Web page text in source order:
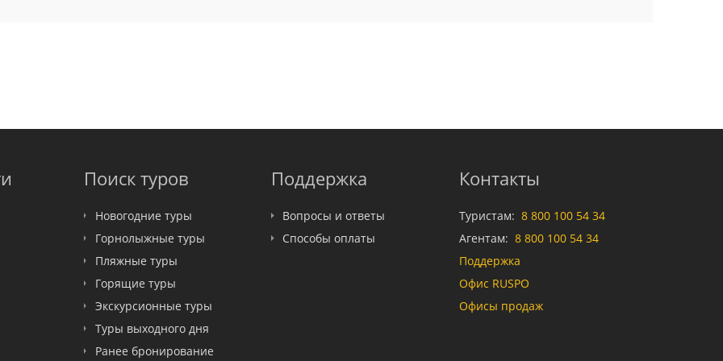
Поиск туров
Новогодние туры
Горнолыжные туры
Пляжные туры
Горящие туры
Экскурсионные туры
Туры выходного дня
Ранее бронирование
Поддержка
Вопросы и ответы
Способы оплаты
Контакты
Туристам: 8 800 100 54 34
Агентам: 8 800 100 54 34
Поддержка
Офис RUSPO
Офисы продаж